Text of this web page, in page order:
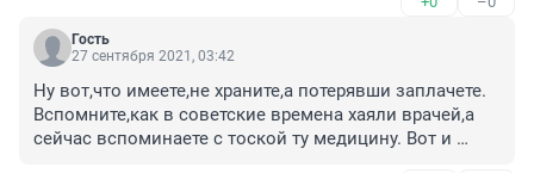
Гость
27 сентября 2021, 03:42
Ну вот,что имеете,не храните,а потерявши заплачете.
Вспомните,как в советские времена хаяли врачей,а
сейчас вспоминаете с тоской ту медицину. Вот и